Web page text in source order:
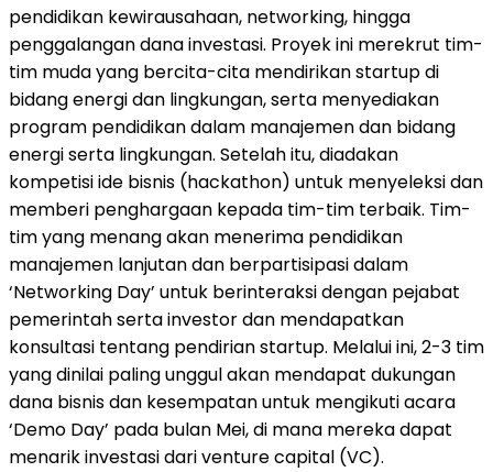
pendidikan kewirausahaan, networking, hingga
penggalangan dana investasi. Proyek ini merekrut tim-
tim muda yang bercita-cita mendirikan startup di
bidang energi dan lingkungan, serta menyediakan
program pendidikan dalam manajemen dan bidang
energi serta lingkungan. Setelah itu, diadakan
kompetisi ide bisnis (hackathon) untuk menyeleksi dan
memberi penghargaan kepada tim-tim terbaik. Tim-
tim yang menang akan menerima pendidikan
manajemen lanjutan dan berpartisipasi dalam
‘Networking Day’ untuk berinteraksi dengan pejabat
pemerintah serta investor dan mendapatkan
konsultasi tentang pendirian startup. Melalui ini, 2-3 tim
yang dinilai paling unggul akan mendapat dukungan
dana bisnis dan kesempatan untuk mengikuti acara
‘Demo Day’ pada bulan Mei, di mana mereka dapat
menarik investasi dari venture capital (VC).